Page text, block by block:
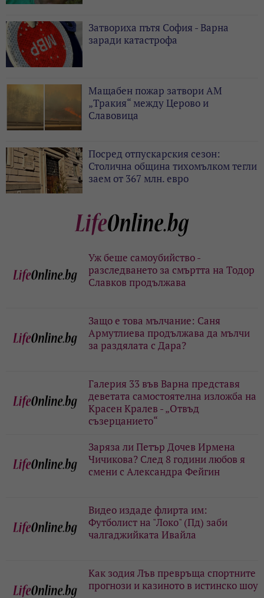
Затвориха пътя София - Варна
заради катастрофа
Мащабен пожар затвори АМ
„Тракия“ между Церово и
Славовица
Посред отпускарския сезон:
Столична община тихомълком тегли
заем от 367 млн. евро
Уж беше самоубийство -
разследването за смъртта на Тодор
Славков продължава
Защо е това мълчание: Саня
Армутлиева продължава да мълчи
за раздялата с Дара?
Галерия 33 във Варна представя
деветата самостоятелна изложба на
Красен Кралев - „Отвъд
съзерцанието“
Заряза ли Петър Дочев Ирмена
Чичикова? След 8 години любов я
смени с Александра Фейгин
Видео издаде флирта им:
Футболист на "Локо" (Пд) заби
чалгаджийката Ивайла
Как зодия Лъв превръща спортните
прогнози и казиното в истинско шоу